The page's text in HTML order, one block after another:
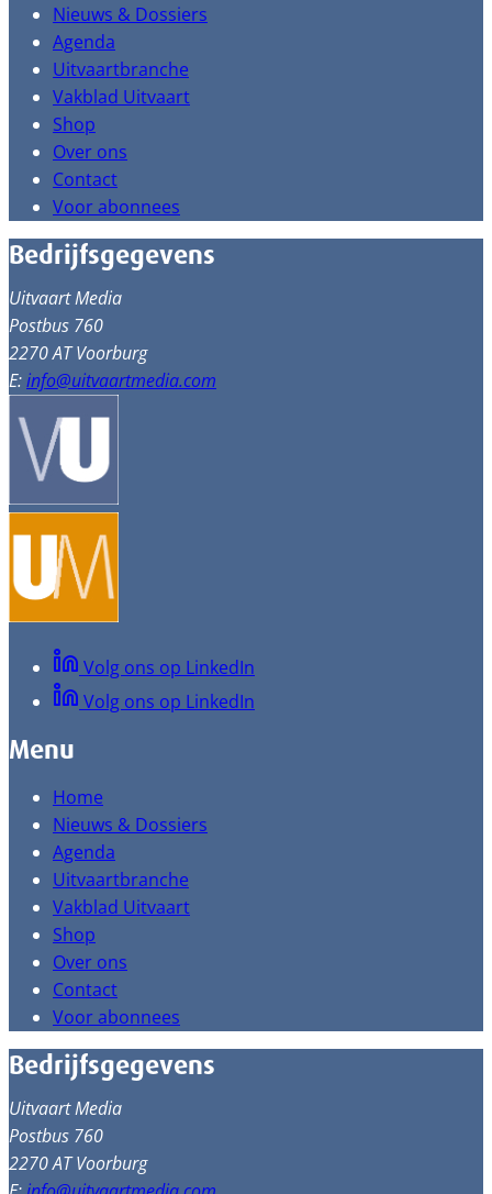
Nieuws & Dossiers
Agenda
Uitvaartbranche
Vakblad Uitvaart
Shop
Over ons
Contact
Voor abonnees
Bedrijfsgegevens
Uitvaart Media
Postbus 760
2270 AT Voorburg
E:info@uitvaartmedia.com
Volg ons op LinkedIn
Volg ons op LinkedIn
Menu
Home
Nieuws & Dossiers
Agenda
Uitvaartbranche
Vakblad Uitvaart
Shop
Over ons
Contact
Voor abonnees
Bedrijfsgegevens
Uitvaart Media
Postbus 760
2270 AT Voorburg